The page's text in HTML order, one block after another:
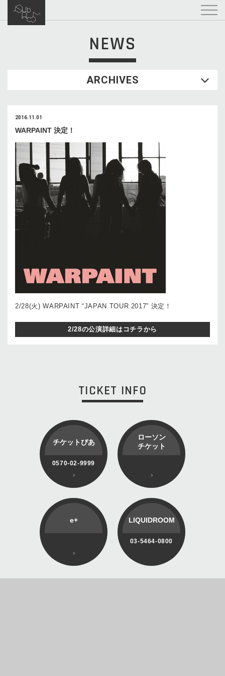
NEWS
ARCHIVES
2016.11.01
WARPAINT 決定！
2/28(火) WARPAINT “JAPAN TOUR 2017” 決定！
2/28の公演詳細はコチラから
TICKET INFO
チケットぴあ
0570-02-9999
ローソン
チケット
e+ LIQUIDROOM
03-5464-0800